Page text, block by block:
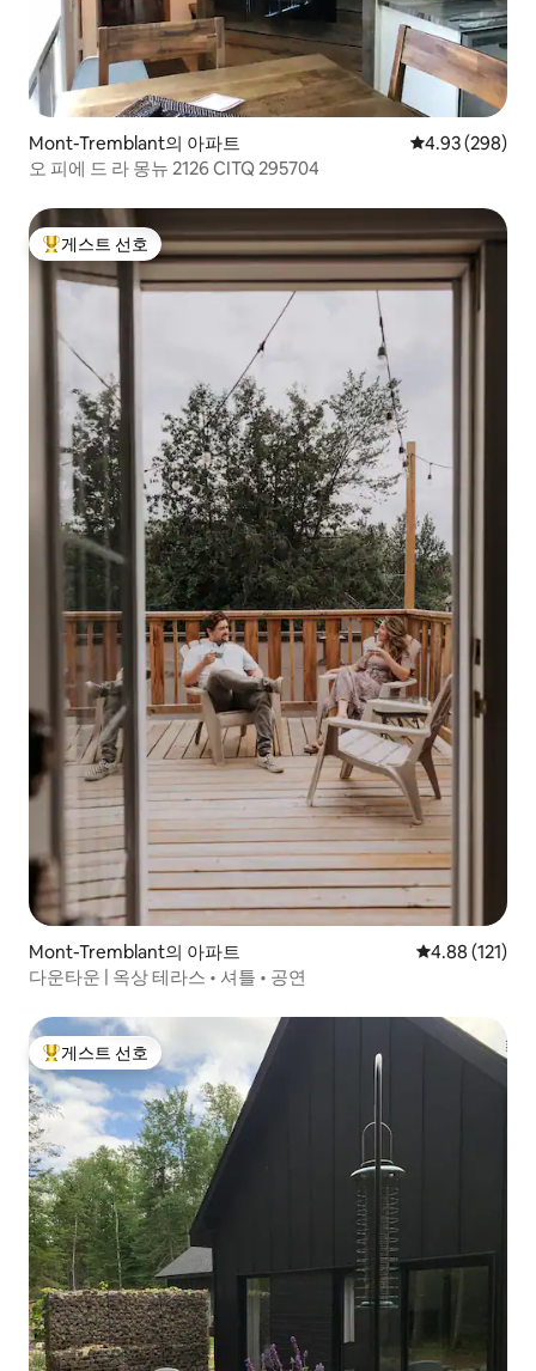
Mont-Tremblant의 아파트 평점 4.93점(5
4.93 (298)
오 피에 드 라 몽뉴 2126 CITQ 295704
상위 게스트 선호
게스트 선호
Mont-Tremblant의 아파트 평점 4.88점(5
4.88 (121)
다운타운 | 옥상 테라스 • 셔틀 • 공연
상위 게스트 선호
게스트 선호